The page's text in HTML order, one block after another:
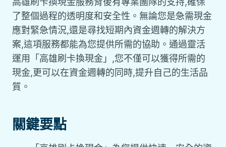
了整個過程的透明度和安全性。無論您是急需現金
應對緊急情況,還是尋找短期內資金週轉的解決方
案,這項服務都能為您提供所需的協助。通過靈活
運用「高雄刷卡換現金」,您不僅可以獲得所需的
現金,更可以在資金週轉的同時,提升自己的生活品
質。
關鍵要點